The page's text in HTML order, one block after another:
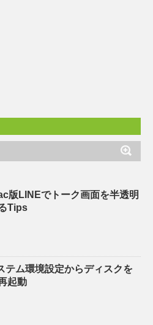
版LINEでトーク画面を半透明
Tips
テム環境設定からディスクを
起動